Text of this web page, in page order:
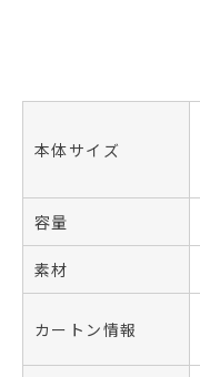
本体サイズ
容量
素材
カートン情報